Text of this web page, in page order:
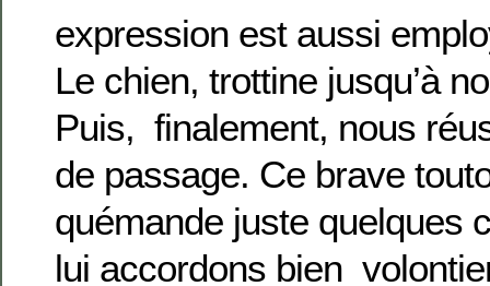
expression est aussi
Le chien, trottine jusqu’à
Puis, finalement, nous
de passage. Ce brave
quémande juste quelques
lui accordons bien